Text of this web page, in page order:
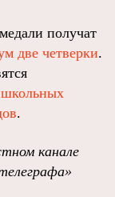
получат
две четверки.
.
канале